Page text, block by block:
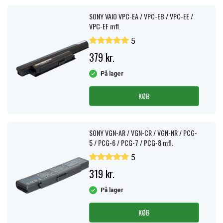
SONY VAIO VPC-EA / VPC-EB / VPC-EE /
VPC-EF mfl.
5
379 kr.
På lager
KØB
SONY VGN-AR / VGN-CR / VGN-NR / PCG-
5 / PCG-6 / PCG-7 / PCG-8 mfl.
5
319 kr.
På lager
KØB